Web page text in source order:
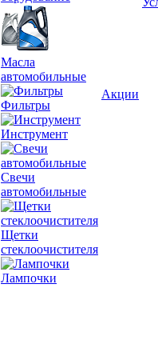
Масла
автомобильные
Фильтры
Инструмент
Свечи
автомобильные
Щетки
стеклоочистителя
Лампочки
Акции